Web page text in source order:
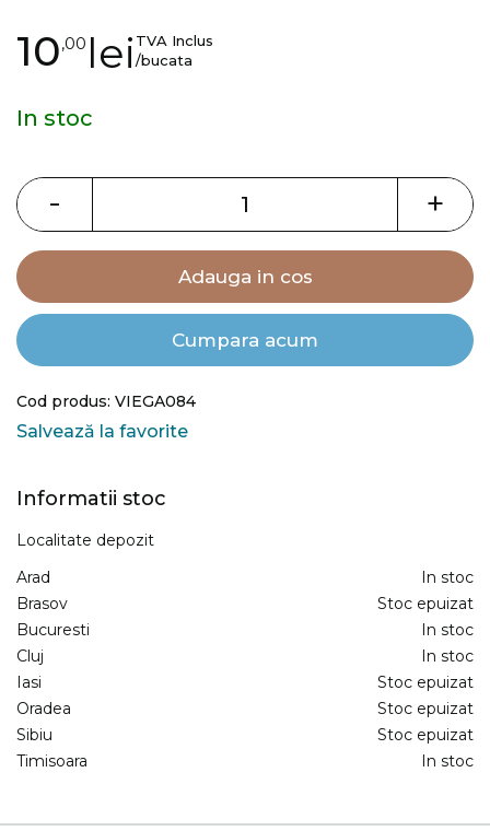
Skip
beginning
images
gallery
10,00 leiTVA Inclus
/bucata
In stoc
- +
Adauga in cos
Cumpara acum
Cod produs: VIEGA084
Salvează la favorite
Informatii stoc
Localitate depozit
Arad
In stoc
Brasov
Stoc epuizat
Bucuresti
In stoc
Cluj
In stoc
Iasi
Stoc epuizat
Oradea
Stoc epuizat
Sibiu
Stoc epuizat
Timisoara
In stoc